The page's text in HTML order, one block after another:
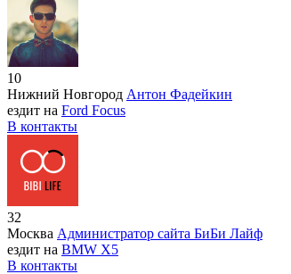
10
Нижний Новгород Антон Фадейкин
ездит на Ford Focus
В контакты
32
Москва Администратор сайта БиБи Лайф
ездит на BMW X5
В контакты